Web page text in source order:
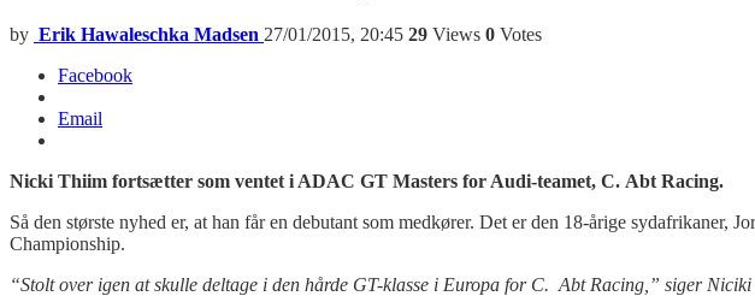
by Erik Hawaleschka Madsen 27/01/2015, 20:45 29 Views 0 Votes
Facebook
Email
Nicki Thiim fortsætter som ventet i ADAC GT Masters for Audi-teamet, C. Abt Racing.
Så den største nyhed er, at han får en debutant som medkører. Det er den 18-årige sydafrikaner,
Championship.
“Stolt over igen at skulle deltage i den hårde GT-klasse i Europa for C. Abt Racing,” siger